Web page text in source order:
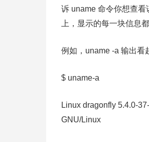
诉 uname 命令你想查
上，显示的每一块信息
例如，uname -a 输出看
$ uname-a
Linux dragonfly 5.4.0-
GNU/Linux